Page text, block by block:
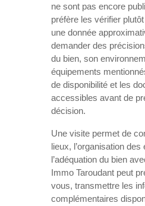
ne sont pas encore
préfère les vérifier
une donnée
demander des
du bien, son
équipements
de disponibilité et les
accessibles avant de
décision.
Une visite permet de
lieux, l’organisation
l’adéquation du bien
Immo Taroudant peut
vous, transmettre les
complémentaires